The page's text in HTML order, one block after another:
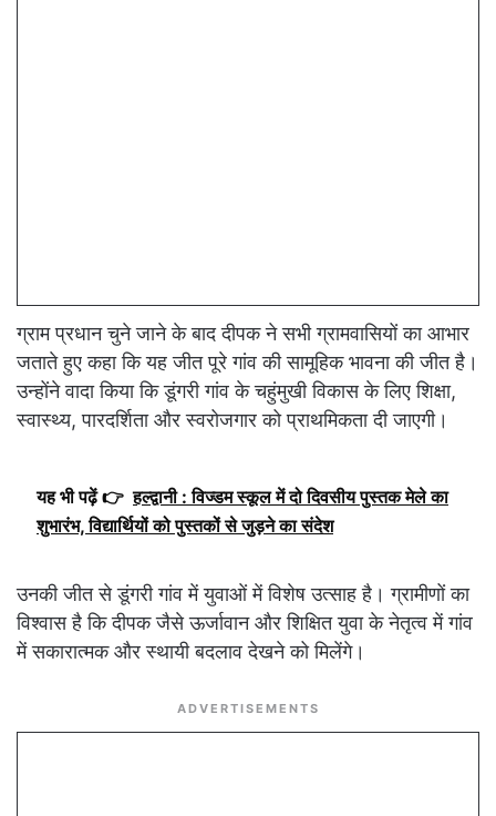
ग्राम प्रधान चुने जाने के बाद दीपक ने सभी ग्रामवासियों का आभार
जताते हुए कहा कि यह जीत पूरे गांव की सामूहिक भावना की जीत है।
उन्होंने वादा किया कि डूंगरी गांव के चहुंमुखी विकास के लिए शिक्षा,
स्वास्थ्य, पारदर्शिता और स्वरोजगार को प्राथमिकता दी जाएगी।
यह भी पढ़ें 👉 हल्द्वानी : विज्डम स्कूल में दो दिवसीय पुस्तक मेले का
शुभारंभ, विद्यार्थियों को पुस्तकों से जुड़ने का संदेश
उनकी जीत से डूंगरी गांव में युवाओं में विशेष उत्साह है। ग्रामीणों का
विश्वास है कि दीपक जैसे ऊर्जावान और शिक्षित युवा के नेतृत्व में गांव
में सकारात्मक और स्थायी बदलाव देखने को मिलेंगे।
ADVERTISEMENTS